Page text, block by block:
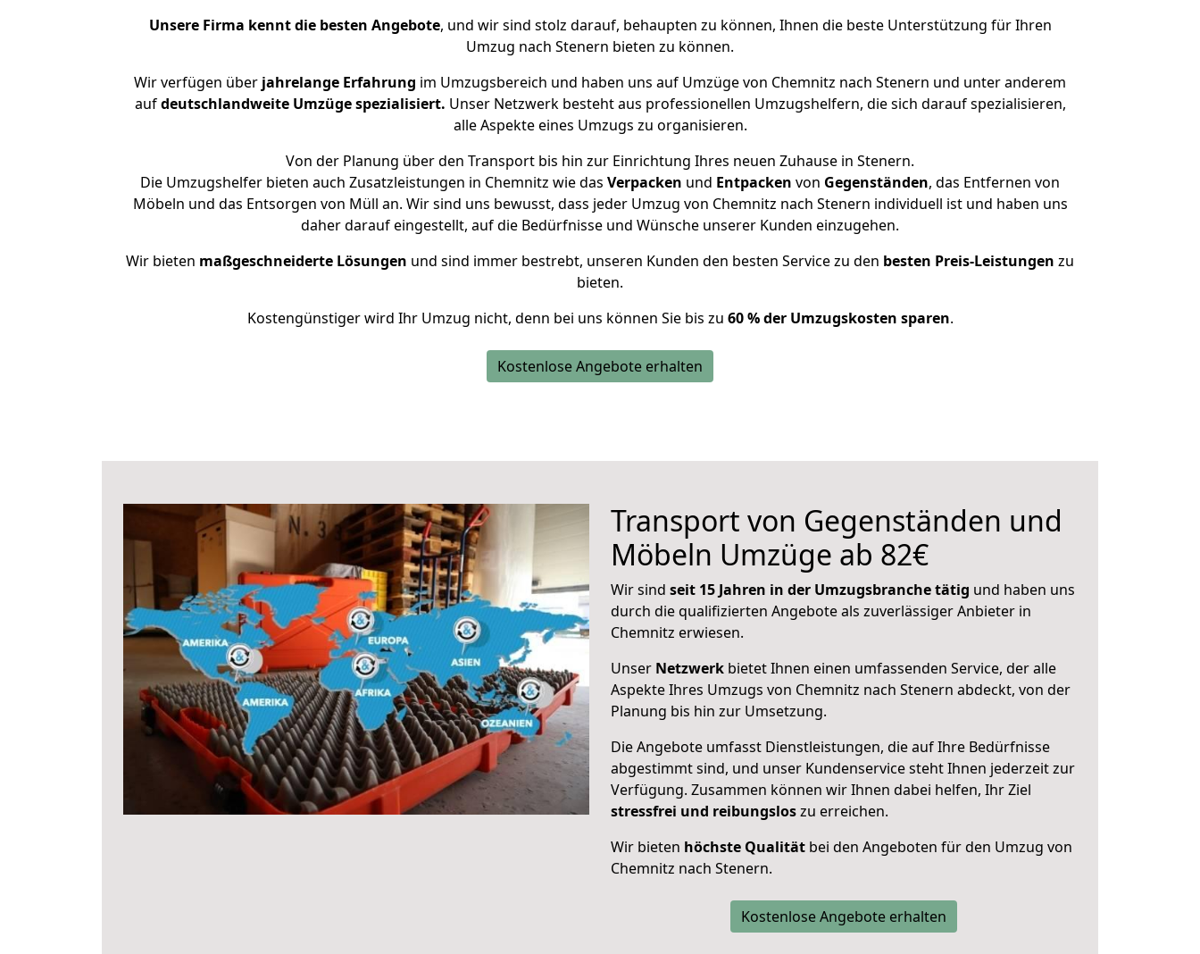
Unsere Firma kennt die besten Angebote, und wir sind stolz darauf, behaupten zu können, Ihnen die beste Unterstützung für Ihren
Umzug nach Stenern bieten zu können.
Wir verfügen über jahrelange Erfahrung im Umzugsbereich und haben uns auf Umzüge von Chemnitz nach Stenern und unter anderem
aufdeutschlandweite Umzüge spezialisiert. Unser Netzwerk besteht aus professionellen Umzugshelfern, die sich darauf spezialisieren,
alle Aspekte eines Umzugs zu organisieren.
Von der Planung über den Transport bis hin zur Einrichtung Ihres neuen Zuhause in Stenern.
Die Umzugshelfer bieten auch Zusatzleistungen in Chemnitz wie das Verpacken und Entpacken von Gegenständen, das Entfernen von
Möbeln und das Entsorgen von Müll an. Wir sind uns bewusst, dass jeder Umzug von Chemnitz nach Stenern individuell ist und haben uns
daher darauf eingestellt, auf die Bedürfnisse und Wünsche unserer Kunden einzugehen.
Wir bieten maßgeschneiderte Lösungen und sind immer bestrebt, unseren Kunden den besten Service zu den besten Preis-Leistungen zu
bieten.
Kostengünstiger wird Ihr Umzug nicht, denn bei uns können Sie bis zu 60 % der Umzugskosten sparen.
Kostenlose Angebote erhalten
Transport von Gegenständen und
Möbeln Umzüge ab 82€
Wir sind seit 15 Jahren in der Umzugsbranche tätig und haben uns
durch die qualifizierten Angebote als zuverlässiger Anbieter in
Chemnitz erwiesen.
Unser Netzwerk bietet Ihnen einen umfassenden Service, der alle
Aspekte Ihres Umzugs von Chemnitz nach Stenern abdeckt, von der
Planung bis hin zur Umsetzung.
Die Angebote umfasst Dienstleistungen, die auf Ihre Bedürfnisse
abgestimmt sind, und unser Kundenservice steht Ihnen jederzeit zur
Verfügung. Zusammen können wir Ihnen dabei helfen, Ihr Ziel
stressfrei und reibungsloszu erreichen.
Wir bieten höchste Qualität bei den Angeboten für den Umzug von
Chemnitz nach Stenern.
Kostenlose Angebote erhalten